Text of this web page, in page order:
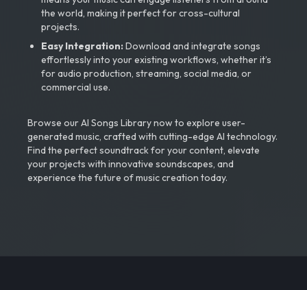
the world, making it perfect for cross-cultural
projects.
Easy Integration:Download and integrate songs
effortlessly into your existing workflows, whether it’s
for audio production, streaming, social media, or
commercial use.
Browse our AI Songs Library now to explore user-
generated music, crafted with cutting-edge AI technology.
Find the perfect soundtrack for your content, elevate
your projects with innovative soundscapes, and
experience the future of music creation today.